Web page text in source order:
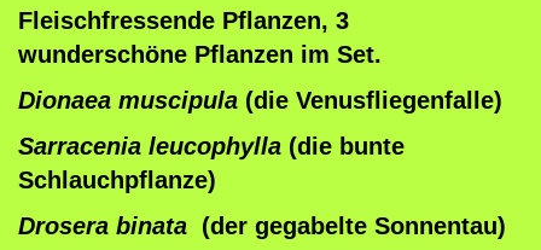
e
P
f
a
n
z
Fleischfressende Pflanzen, 3
wunderschöne Pflanzen im Set.
Dionaea muscipula (die Venusfliegenfalle)
Sarracenia leucophylla (die bunte
Schlauchpflanze)
Drosera binata (der gegabelte Sonnentau)